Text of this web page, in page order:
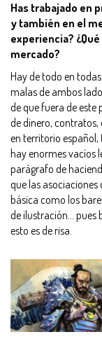
Has trabajado en
y también en el
experiencia?
mercado?
Hay de todo en
malas de ambos
de que fuera de este
de dinero, contratos,
en territorio
hay enormes vacíos
parágrafo de
que las
básica como los
de ilustración… pues
esto es de risa.